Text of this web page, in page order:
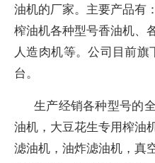
油机的厂家。主要产品有
榨油机各种型号香油机、
人造肉机等。公司目前
台。
生产经销各种型号的
油机，大豆花生专用榨油
滤油机，油炸滤油机，真